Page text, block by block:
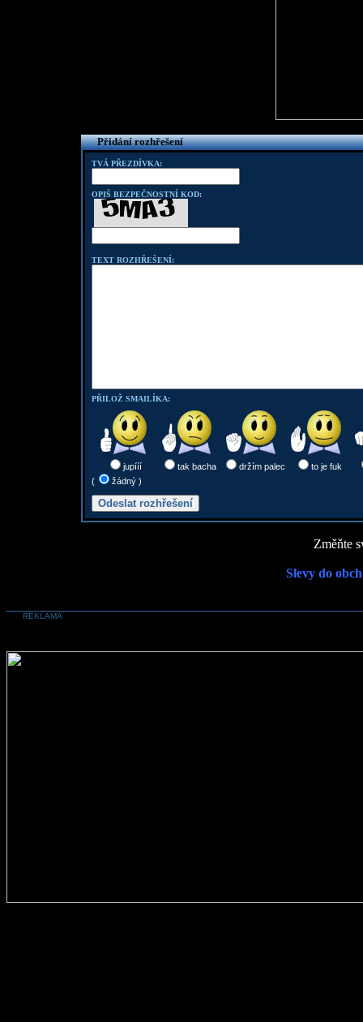
Přidání rozhřešení
TVÁ PŘEZDÍVKA:
OPIŠ BEZPEČNOSTNÍ KOD:
TEXT ROZHŘEŠENÍ:
PŘILOŽ SMAILÍKA:
jupííí tak bacha držím palec
to je fuk
(
žádný )
Změňte
Slevy do
REKLAMA